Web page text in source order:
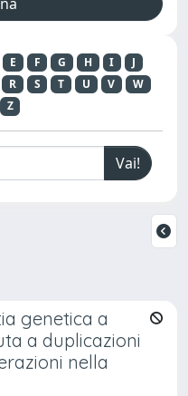
E F G H I
J
R S T U V
W
Z
genetica a
a duplicazioni
nella